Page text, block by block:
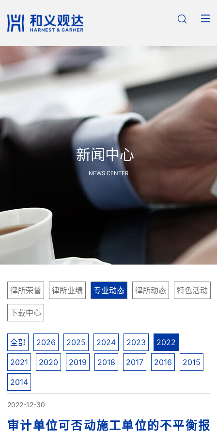

新闻中心
NEWS CENTER
律所荣誉 律所业绩 专业动态 律所动态 特色活动
下载中心
全部 2026 2025 2024 2023 2022
2021 2020 2019 2018 2017 2016 2015
2014
2022-12-30
审计单位可否动施工单位的不平衡报